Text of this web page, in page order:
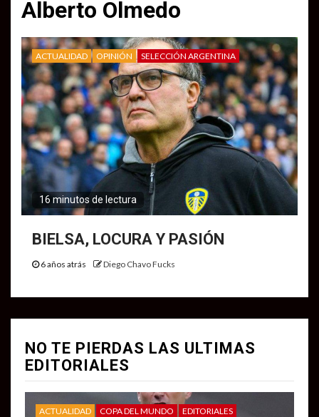
Alberto Olmedo
ACTUALIDAD OPINIÓN SELECCIÓN ARGENTINA
16 minutos de lectura
BIELSA, LOCURA Y PASIÓN
6 años atrás Diego Chavo Fucks
NO TE PIERDAS LAS ULTIMAS
EDITORIALES
ACTUALIDAD COPA DEL MUNDO
EDITORIALES